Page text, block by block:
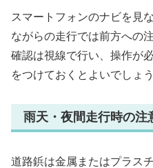
スマートフォンのナビを見
ながらの走行では前方への
確認は視線で行い、操作が
をつけておくとよいでしょう
雨天・夜間走行時の注
道路鋲は金属またはプラス